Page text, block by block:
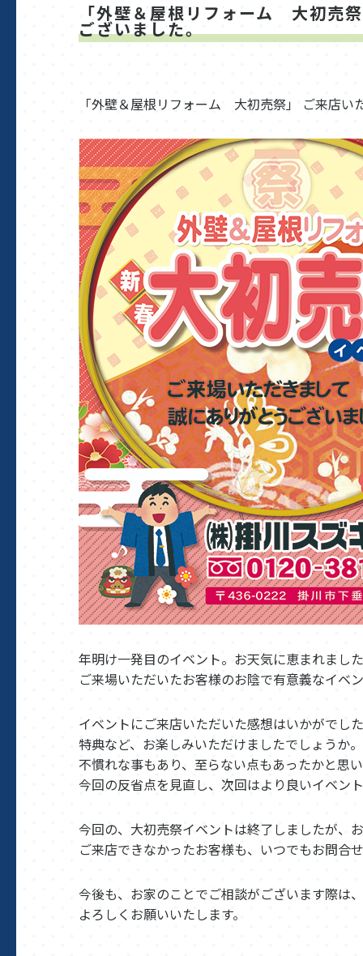
「外壁＆屋根リフォーム 大初売
ございました。
「外壁＆屋根リフォーム 大初売祭」 ご来店
年明け一発目のイベント。お天気に恵まれまし
ご来場いただいたお客様のお陰で有意義なイベ
イベントにご来店いただいた感想はいかがでし
特典など、お楽しみいただけましたでしょうか。
不慣れな事もあり、至らない点もあったかと思
今回の反省点を見直し、次回はより良いイベン
今回の、大初売祭イベントは終了しましたが、
ご来店できなかったお客様も、いつでもお問合
今後も、お家のことでご相談がございます際は
よろしくお願いいたします。